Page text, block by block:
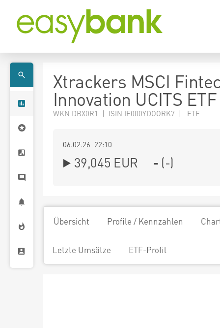
Xtrackers MSCI
Innovation UCITS
WKN DBX0R1 | ISIN IE000YDOORK7 | ETF
06.02.26 22:10
39,045 EUR - (-)
Übersicht Profile / Kennzahlen
Letzte Umsätze ETF-Profil